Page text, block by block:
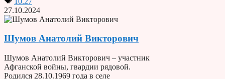
27.10.2024
Шумов Анатолий Викторович
Шумов Анатолий Викторович – участник
Афганской войны, гвардии рядовой.
Родился 28.10.1969 года в селе